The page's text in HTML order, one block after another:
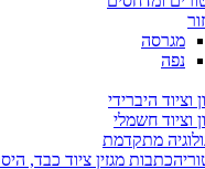
מגרסה
נפה
וציוד היברידי
וציוד חשמלי
מתקדמת
כתבות מגזין ציוד כבד,